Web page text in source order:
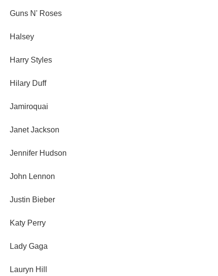
Guns N' Roses
Halsey
Harry Styles
Hilary Duff
Jamiroquai
Janet Jackson
Jennifer Hudson
John Lennon
Justin Bieber
Katy Perry
Lady Gaga
Lauryn Hill